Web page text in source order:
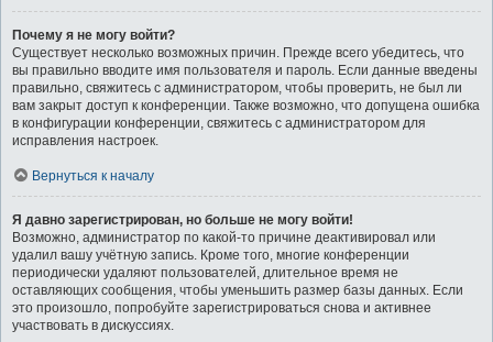
Почему я не могу войти?
Существует несколько возможных причин. Прежде всего убедитесь, что
вы правильно вводите имя пользователя и пароль. Если данные введены
правильно, свяжитесь с администратором, чтобы проверить, не был ли
вам закрыт доступ к конференции. Также возможно, что допущена ошибка
в конфигурации конференции, свяжитесь с администратором для
исправления настроек.
Вернуться к началу
Я давно зарегистрирован, но больше не могу войти!
Возможно, администратор по какой-то причине деактивировал или
удалил вашу учётную запись. Кроме того, многие конференции
периодически удаляют пользователей, длительное время не
оставляющих сообщения, чтобы уменьшить размер базы данных. Если
это произошло, попробуйте зарегистрироваться снова и активнее
участвовать в дискуссиях.